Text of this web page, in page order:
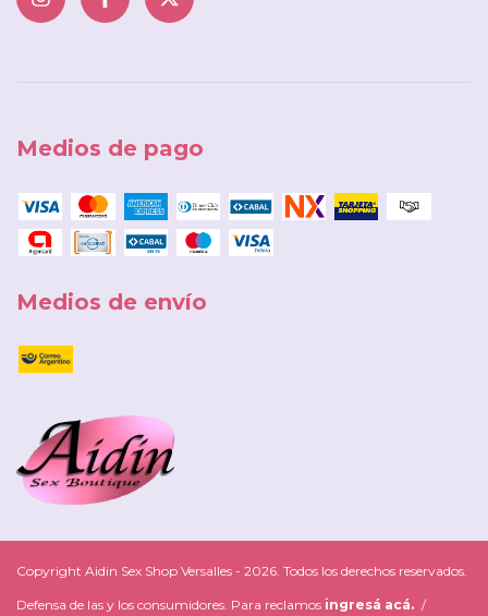
Medios de pago
Medios de envío
Copyright Aidin Sex Shop Versalles - 2026. Todos los derechos reservados.
Defensa de las y los consumidores. Para reclamos ingresá acá. /